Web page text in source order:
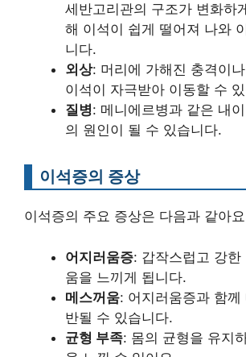
세반고리관의 구조가 변화하
해 이석이 쉽게 떨어져 나와
니다.
외상: 머리에 가해진 충격이
이석이 자극받아 이동할 수
질병: 메니에르병과 같은 내
의 원인이 될 수 있습니다.
이석증의 증상
이석증의 주요 증상은 다음과 같아
어지러움증: 갑작스럽고 강한
움을 느끼게 됩니다.
메스꺼움: 어지러움증과 함께
반될 수 있습니다.
균형 부족: 몸의 균형을 유지